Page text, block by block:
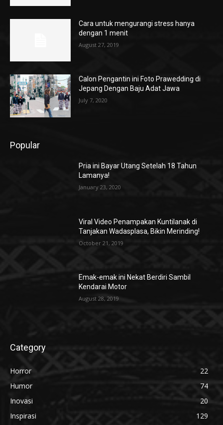
Cara untuk mengurangi stress hanya
dengan 1 menit
August 27, 2019
Calon Pengantin ini Foto Prawedding di
Jepang Dengan Baju Adat Jawa
July 7, 2020
Popular
Pria ini Bayar Utang Setelah 18 Tahun
Lamanya!
January 23, 2020
Viral Video Penampakan Kuntilanak di
Tanjakan Wadasplasa, Bikin Merinding!
October 21, 2019
Emak-emak ini Nekat Berdiri Sambil
Kendarai Motor
August 28, 2019
Category
Horror
22
Humor
74
Inovasi
20
Inspirasi
129